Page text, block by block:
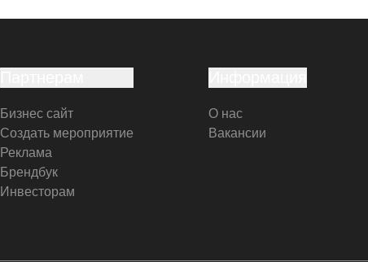
Бизнес сайт
Создать мероприятие
Реклама
Брендбук
Инвесторам
О нас
Вакансии